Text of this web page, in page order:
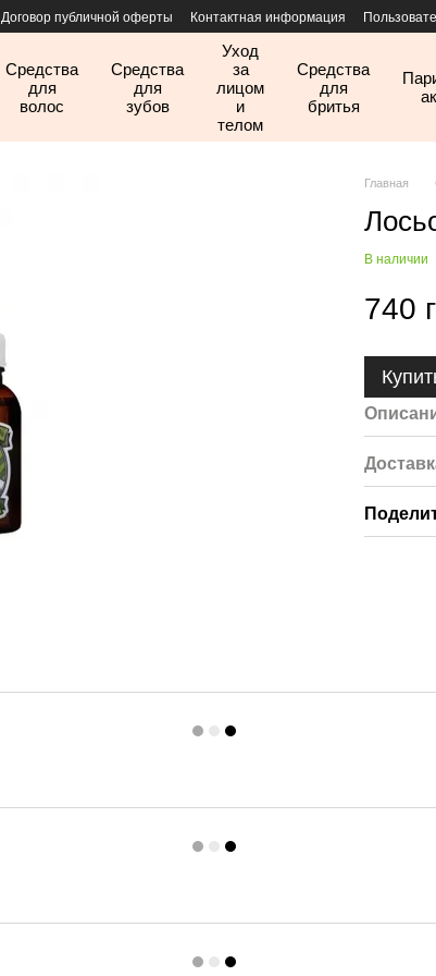
Договор публичной оферты Контактная информация
Средства
для
волос
Средства
для
зубов
Уход
за
лицом
и
телом
Средства
для
бритья
Главная
В наличии
740